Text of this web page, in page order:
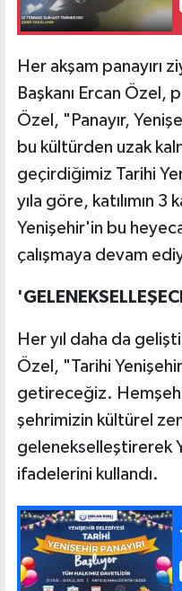
Her akşam panayırı
Başkanı Ercan Özel,
Özel, "Panayır,
bu kültürden uzak
geçirdiğimiz Tarihi
yıla göre, katılımın
Yenişehir'in bu
çalışmaya devam
Her yıl daha da
Özel, "Tarihi Yenişehir
getireceğiz.
şehrimizin kültürel
gelenekselleştirerek
ifadelerini kullandı.